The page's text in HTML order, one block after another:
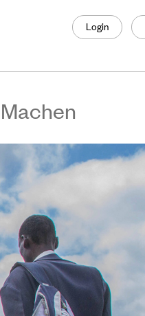
Login
Machen